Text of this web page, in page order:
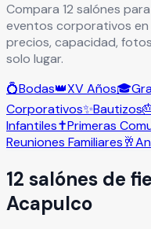
Compara 12 salónes
eventos corporativos en
precios, capacidad,
solo lugar.
💍Bodas👑XV Años🎓
Corporativos✨Bautizos
Infantiles✝️Primeras
Reuniones Familiares🥂
12 salónes de
Acapulco